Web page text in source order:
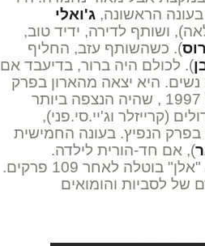
בעונה הראשונה, ג'ואלי
ושותף לדירה, ידיד טוב,
). כשהשותף עזב, החליף
). לכולם היה ברור, בדיעבד אם
היא יצאה מהארון בפרק
כפול, בעונה הרביעית, באפריל 1997 , שהיה הנצפה ביותר
(קרייזלר וג'יי.סי.פני),
בפרק הנפיץ. בעונה החמישית
), אם חד-הורית לילדה.
החמישית, גם היתה האחרונה. "אלן" בוטלה לאחר 109 פרקים.
של לסביות והומואים